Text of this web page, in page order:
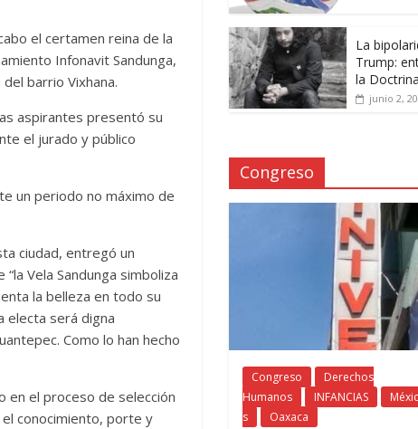
el certamen reina de la
Infonavit Sandunga,
barrio Vixhana.
aspirantes presentó su
el jurado y público
un periodo no máximo de
ciudad, entregó un
Vela Sandunga simboliza
la belleza en todo su
electa será digna
Como lo han hecho
en el proceso de selección
conocimiento, porte y
La
Trump:
la
junio 2,
Congreso
Congreso
Derechos
Humanos
INFANCIAS
s
Oaxaca